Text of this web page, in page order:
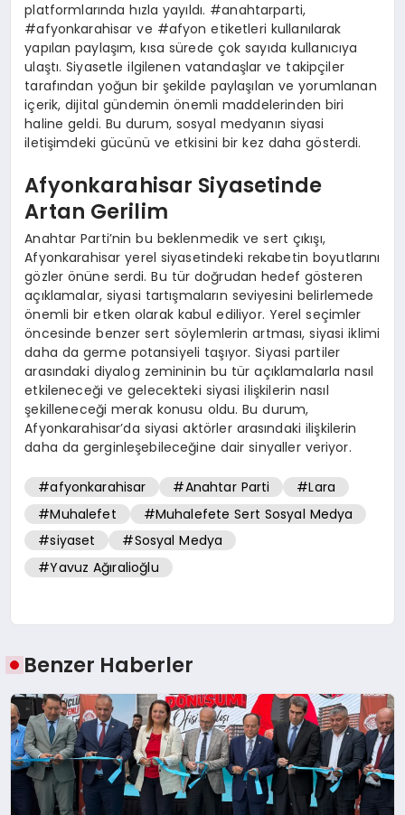
platformlarında hızla yayıldı. #anahtarparti,
#afyonkarahisar ve #afyon etiketleri kullanılarak
yapılan paylaşım, kısa sürede çok sayıda kullanıcıya
ulaştı. Siyasetle ilgilenen vatandaşlar ve takipçiler
tarafından yoğun bir şekilde paylaşılan ve yorumlanan
içerik, dijital gündemin önemli maddelerinden biri
haline geldi. Bu durum, sosyal medyanın siyasi
iletişimdeki gücünü ve etkisini bir kez daha gösterdi.
Afyonkarahisar Siyasetinde
Artan Gerilim
Anahtar Parti’nin bu beklenmedik ve sert çıkışı,
Afyonkarahisar yerel siyasetindeki rekabetin boyutlarını
gözler önüne serdi. Bu tür doğrudan hedef gösteren
açıklamalar, siyasi tartışmaların seviyesini belirlemede
önemli bir etken olarak kabul ediliyor. Yerel seçimler
öncesinde benzer sert söylemlerin artması, siyasi iklimi
daha da germe potansiyeli taşıyor. Siyasi partiler
arasındaki diyalog zemininin bu tür açıklamalarla nasıl
etkileneceği ve gelecekteki siyasi ilişkilerin nasıl
şekilleneceği merak konusu oldu. Bu durum,
Afyonkarahisar’da siyasi aktörler arasındaki ilişkilerin
daha da gerginleşebileceğine dair sinyaller veriyor.
#afyonkarahisar #Anahtar Parti
#Lara
#Muhalefet
#Muhalefete Sert Sosyal Medya
#siyaset
#Sosyal Medya
#Yavuz Ağıralioğlu
Benzer Haberler